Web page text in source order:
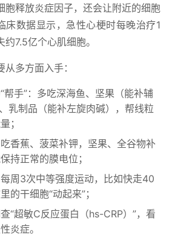
胞释放炎症因子，还会让附近的细胞
床数据显示，急性心梗时每晚治疗1
7.5亿个心肌细胞。
多方面入手：
帮手”：多吃深海鱼、坚果（能补辅
乳制品（能补左旋肉碱），帮线粒
；
香蕉、菠菜补钾，坚果、全谷物补
持正常的膜电位；
周3次中等强度运动，比如快走40
的干细胞“动起来”；
“超敏C反应蛋白（hs-CRP）”，看
炎症。